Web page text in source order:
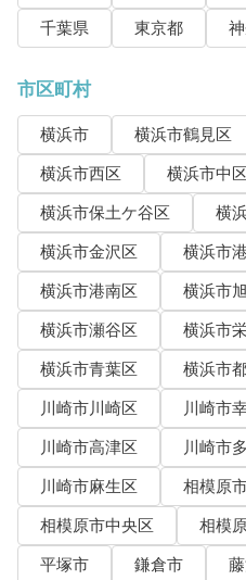
千葉県
東京都
市区町村
横浜市 横浜市鶴見区
横浜市西区
横浜市中区
横浜市保土ケ谷区
横
横浜市金沢区
横浜市
横浜市港南区
横浜市
横浜市瀬谷区
横浜市
横浜市青葉区
横浜市
川崎市川崎区
川崎市
川崎市高津区
川崎市
川崎市麻生区
相模原
相模原市中央区
相模
平塚市
鎌倉市